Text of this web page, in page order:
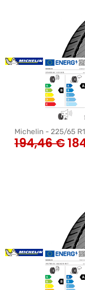
Michelin - 225/65
194,46€